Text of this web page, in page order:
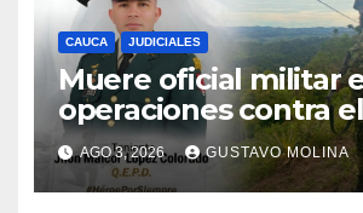
CAUCA JUDICIALES
Muere oficial militar
operaciones contra
el sur del Cauca
AGO 3, 2026 GUSTAVO MOLINA